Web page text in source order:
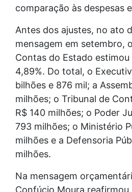
comparação às despesas
Antes dos ajustes, no ato
mensagem em setembro,
Contas do Estado
4,89%. Do total, o
bilhões e 876 mil; a
milhões; o Tribunal de
R$ 140 milhões; o Poder
793 milhões; o Ministério
milhões e a Defensoria
milhões.
Na mensagem
Confúcio Moura reafirmou